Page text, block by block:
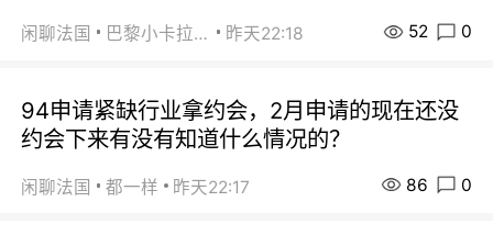
闲聊法国 巴黎小卡拉咪 昨天22:18 52 0
94申请紧缺行业拿约会，2月申请的现在还没
约会下来有没有知道什么情况的？
闲聊法国 都一样 昨天22:17 86 0